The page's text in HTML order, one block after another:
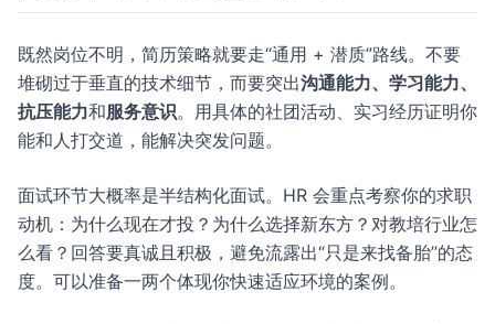
既然岗位不明，简历策略就要走“通用 + 潜质”路线。不要
堆砌过于垂直的技术细节，而要突出沟通能力、学习能力、
抗压能力和服务意识。用具体的社团活动、实习经历证明你
能和人打交道，能解决突发问题。
面试环节大概率是半结构化面试。HR 会重点考察你的求职
动机：为什么现在才投？为什么选择新东方？对教培行业怎
么看？回答要真诚且积极，避免流露出“只是来找备胎”的态
度。可以准备一两个体现你快速适应环境的案例。